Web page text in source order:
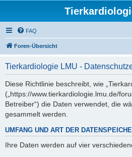
FAQ
Foren-Übersicht
Tierkardiologie LMU -
Diese Richtlinie beschreibt, wie
(„https://www.tierkardiologie.lmu.de/
Betreiber“) die Daten verwendet, die
gesammelt werden.
UMFANG UND ART DER
Ihre Daten werden auf vier